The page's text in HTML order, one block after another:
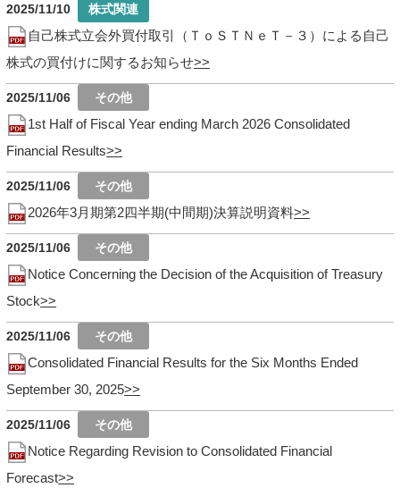
2025/11/10
自己株式立会外買付取引（ＴｏＳＴＮｅＴ－３）による自己
株式の買付けに関するお知らせ
2025/11/06
1st Half of Fiscal Year ending March 2026 Consolidated
Financial Results
2025/11/06
2026年3月期第2四半期(中間期)決算説明資料
2025/11/06
Notice Concerning the Decision of the Acquisition of Treasury
Stock
2025/11/06
Consolidated Financial Results for the Six Months Ended
September 30, 2025
2025/11/06
Notice Regarding Revision to Consolidated Financial
Forecast